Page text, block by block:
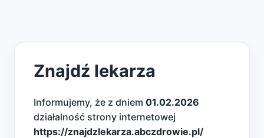
Znajdź lekarza
Informujemy, że z dniem 01.02.2026
działalność strony internetowej
https://znajdzlekarza.abczdrowie.pl/